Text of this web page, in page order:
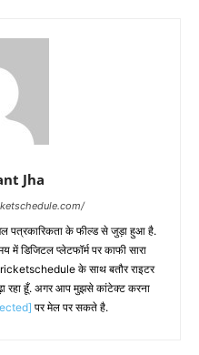
Jha
पत्रकारिकता के फील्ड से जुड़ा हुआ है.
में डिजिटल प्लेटफॉर्म पर काफी सारा
के साथ बतौर राइटर
रहा हूँ. अगर आप मुझसे कांटेक्ट करना
पर मेल पर सकते है.